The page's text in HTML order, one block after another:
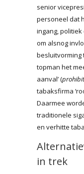
senior
personeel dat
ingang,
om alsnog
besluitvorming
topman het
aanval’ (
tabaksfirma
Daarmee
traditionele
en verhitte
in trek